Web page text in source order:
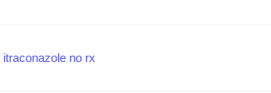
itraconazole no rx